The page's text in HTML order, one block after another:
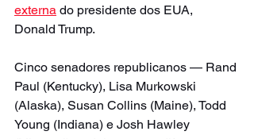
externa do presidente dos EUA,
Donald Trump.
Cinco senadores republicanos — Rand
Paul (Kentucky), Lisa Murkowski
(Alaska), Susan Collins (Maine), Todd
Young (Indiana) e Josh Hawley